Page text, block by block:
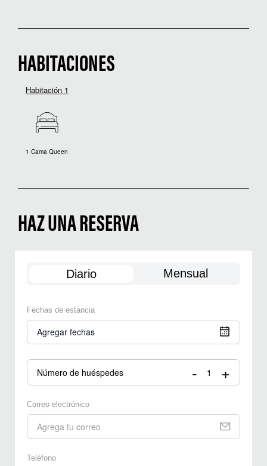
HABITACIONES
Habitación 1
1 Cama Queen
HAZ UNA RESERVA
Diario Mensual
Fechas de estancia
Agregar fechas
Número de huéspedes - +
Correo electrónico
Teléfono